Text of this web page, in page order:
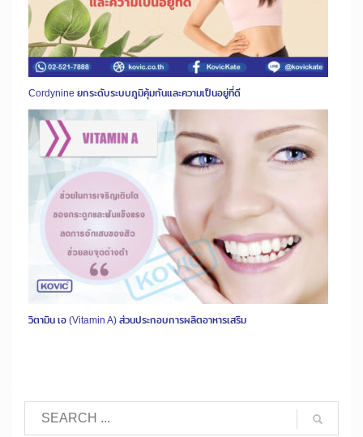
Cordynine ยกระดับระบบภูมิคุ้มกันและความเป็นอยู่ที่ดี
วิตามิน เอ (Vitamin A) ส่วนประกอบการผลิตอาหารเสริม